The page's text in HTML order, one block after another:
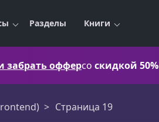
Разделы Книги
забрать офферсо скидкой 50%
Страница 19